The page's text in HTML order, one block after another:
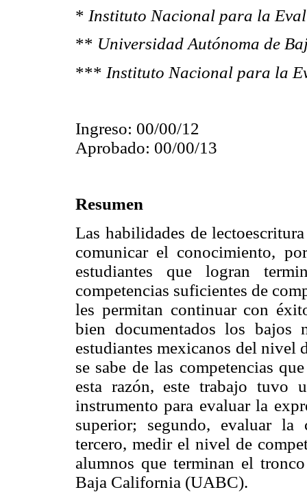
* Instituto Nacional para la
** Universidad Autónoma de
*** Instituto Nacional para la
Ingreso: 00/00/12
Aprobado: 00/00/13
Resumen
Las habilidades de
comunicar el conocimiento,
estudiantes que logran
competencias suficientes de
les permitan continuar con
bien documentados los bajos
estudiantes mexicanos del nivel
se sabe de las competencias
esta razón, este trabajo tuvo
instrumento para evaluar la
superior; segundo, evaluar la
tercero, medir el nivel de
alumnos que terminan el
Baja California (UABC).